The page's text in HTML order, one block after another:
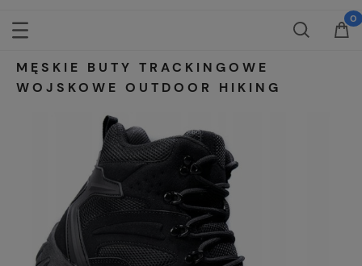
MĘSKIE BUTY TRACKINGOWE
WOJSKOWE OUTDOOR HIKING